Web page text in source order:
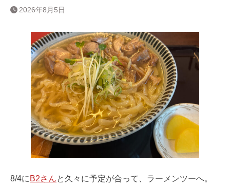
2026年8月5日
8/4に B2さんと久々に予定が合って、ラーメンツーへ。